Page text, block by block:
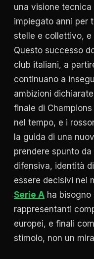
una visione tecnica
impiegato anni per
stelle e collettivo,
Questo successo
club italiani, a
continuano a
ambizioni
finale di
nel tempo, e i
la guida di una
prendere spunto
difensiva, identità
essere decisivi nei
Serie A ha bisogno
rappresentanti
europei, e finali
stimolo, non un